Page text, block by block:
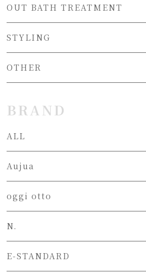
OUT BATH TREATMENT
STYLING
OTHER
BRAND
ALL
Aujua
oggi otto
N.
E-STANDARD